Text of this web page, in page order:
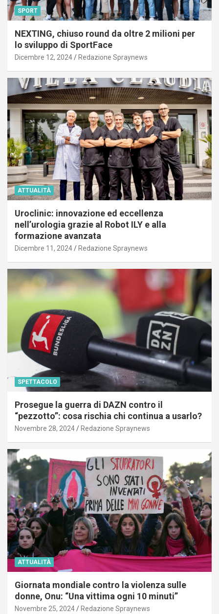
SPORT
NEXTING, chiuso round da oltre 2 milioni per
lo sviluppo di SportFace
Dicembre 12, 2024 Redazione Spraynews
ATTUALITÀ
Uroclinic: innovazione ed eccellenza
nell’urologia grazie al Robot ILY e alla
formazione avanzata
Dicembre 11, 2024 Redazione Spraynews
SPETTACOLO
Prosegue la guerra di DAZN contro il
“pezzotto”: cosa rischia chi continua a usarlo?
Novembre 28, 2024 Redazione Spraynews
ATTUALITÀ
Giornata mondiale contro la violenza sulle
donne, Onu: “Una vittima ogni 10 minuti”
Novembre 25, 2024 Redazione Spraynews